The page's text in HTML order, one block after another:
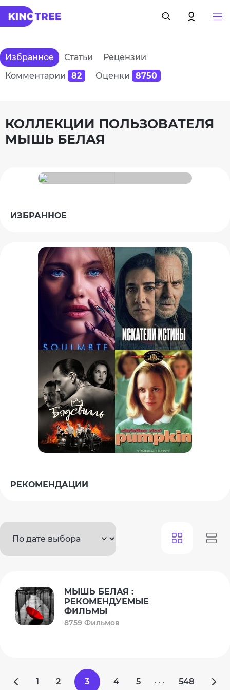
Избранное Статьи
Рецензии
Комментарии
82 Оценки 8750
КОЛЛЕКЦИИ ПОЛЬЗОВАТЕЛЯ
МЫШЬ БЕЛАЯ
ИЗБРАННОЕ
РЕКОМЕНДАЦИИ
МЫШЬ БЕЛАЯ :
РЕКОМЕНДУЕМЫЕ
ФИЛЬМЫ
8759 Фильмов
1 2 3 4 5 · · · 548